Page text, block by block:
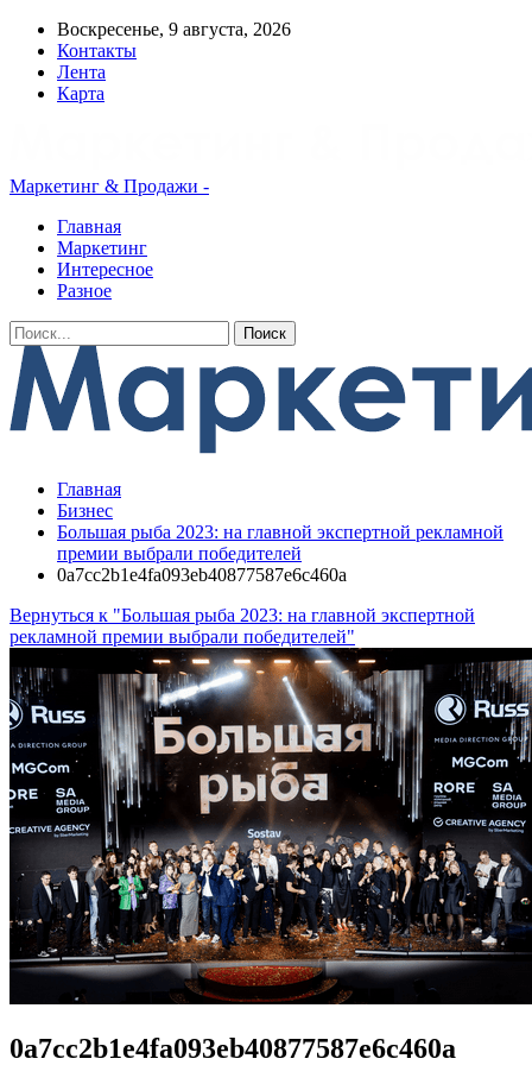
Воскресенье, 9 августа, 2026
Контакты
Лента
Карта
Маркетинг & Продажи -
Главная
Маркетинг
Интересное
Разное
Главная
Бизнес
Большая рыба 2023: на главной экспертной рекламной
премии выбрали победителей
0a7cc2b1e4fa093eb40877587e6c460a
Вернуться к "Большая рыба 2023: на главной экспертной
рекламной премии выбрали победителей"
0a7cc2b1e4fa093eb40877587e6c460a